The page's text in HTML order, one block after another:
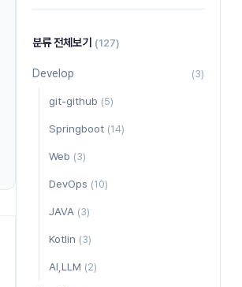
분류 전체보기 (127)
Develop (3)
git-github (5)
Springboot (14)
Web (3)
DevOps (10)
JAVA (3)
Kotlin (3)
AI,LLM (2)